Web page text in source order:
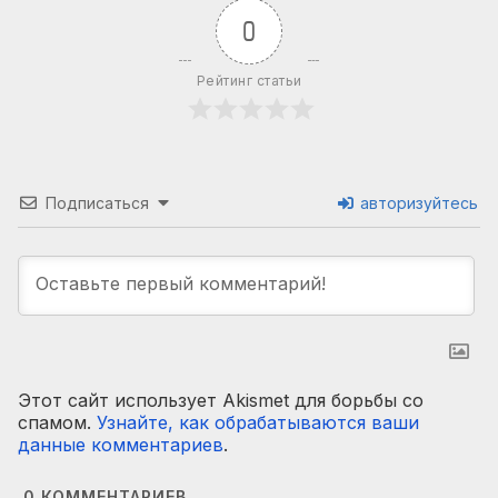
0
Рейтинг статьи
Подписаться авторизуйтесь
Этот сайт использует Akismet для борьбы со
спамом. Узнайте, как обрабатываются ваши
данные комментариев.